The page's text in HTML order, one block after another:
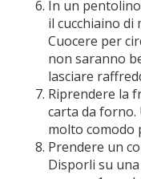
In un
il cucchiaino di
Cuocere per
non saranno
lasciare
Riprendere la
carta da forno.
molto comodo
Prendere un
Disporli su